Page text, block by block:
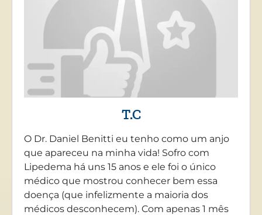
T.C
O Dr. Daniel Benitti eu tenho como um anjo
que apareceu na minha vida! Sofro com
Lipedema há uns 15 anos e ele foi o único
médico que mostrou conhecer bem essa
doença (que infelizmente a maioria dos
médicos desconhecem). Com apenas 1 mês